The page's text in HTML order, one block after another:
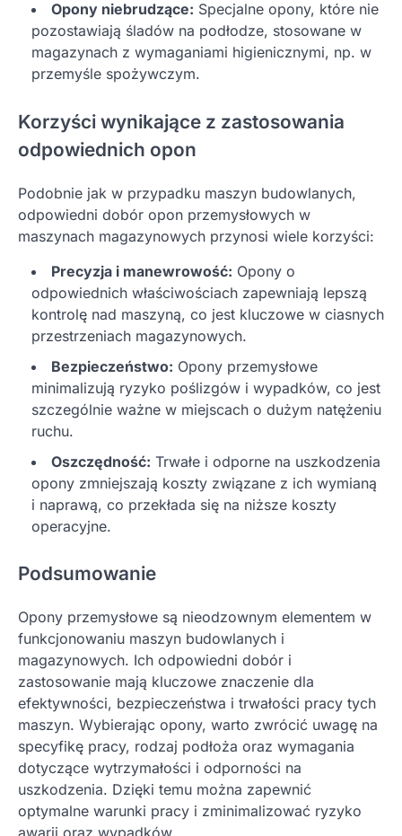
Opony niebrudzące: Specjalne opony, które nie
pozostawiają śladów na podłodze, stosowane w
magazynach z wymaganiami higienicznymi, np. w
przemyśle spożywczym.
Korzyści wynikające z zastosowania
odpowiednich opon
Podobnie jak w przypadku maszyn budowlanych,
odpowiedni dobór opon przemysłowych w
maszynach magazynowych przynosi wiele korzyści:
Precyzja i manewrowość: Opony o
odpowiednich właściwościach zapewniają lepszą
kontrolę nad maszyną, co jest kluczowe w ciasnych
przestrzeniach magazynowych.
Bezpieczeństwo: Opony przemysłowe
minimalizują ryzyko poślizgów i wypadków, co jest
szczególnie ważne w miejscach o dużym natężeniu
ruchu.
Oszczędność: Trwałe i odporne na uszkodzenia
opony zmniejszają koszty związane z ich wymianą
i naprawą, co przekłada się na niższe koszty
operacyjne.
Podsumowanie
Opony przemysłowe są nieodzownym elementem w
funkcjonowaniu maszyn budowlanych i
magazynowych. Ich odpowiedni dobór i
zastosowanie mają kluczowe znaczenie dla
efektywności, bezpieczeństwa i trwałości pracy tych
maszyn. Wybierając opony, warto zwrócić uwagę na
specyfikę pracy, rodzaj podłoża oraz wymagania
dotyczące wytrzymałości i odporności na
uszkodzenia. Dzięki temu można zapewnić
optymalne warunki pracy i zminimalizować ryzyko